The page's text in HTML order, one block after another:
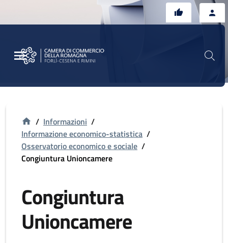
/ Informazioni /
Informazione economico-statistica /
Osservatorio economico e sociale /
Congiuntura Unioncamere
Congiuntura
Unioncamere